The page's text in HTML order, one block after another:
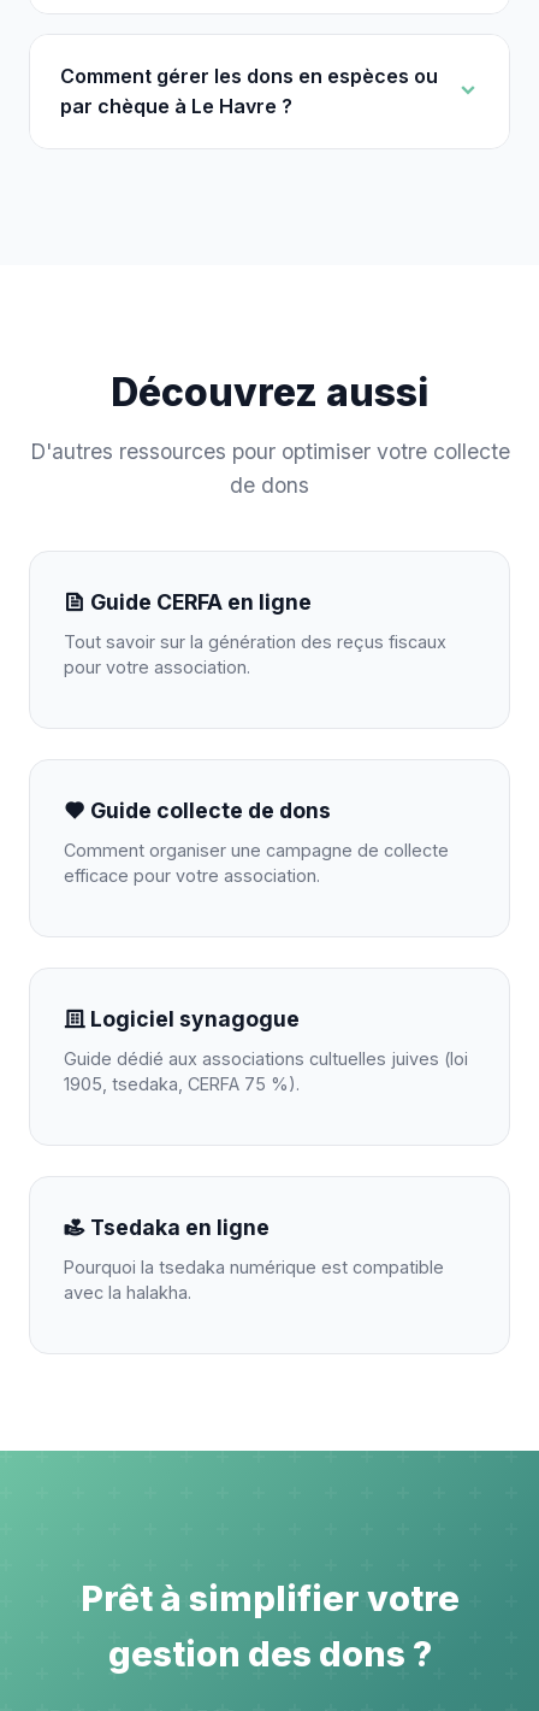
Comment gérer les dons en espèces ou
par chèque à Le Havre ?
Découvrez aussi
D'autres ressources pour optimiser votre collecte
de dons
Guide CERFA en ligne
Tout savoir sur la génération des reçus fiscaux
pour votre association.
Guide collecte de dons
Comment organiser une campagne de collecte
efficace pour votre association.
Logiciel synagogue
Guide dédié aux associations cultuelles juives (loi
1905, tsedaka, CERFA 75 %).
Tsedaka en ligne
Pourquoi la tsedaka numérique est compatible
avec la halakha.
Prêt à simplifier votre
gestion des dons ?